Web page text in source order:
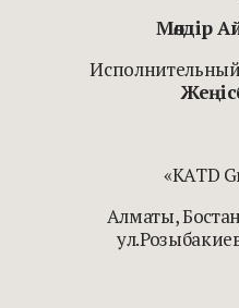
Мөлдір
«KATD
Алматы,